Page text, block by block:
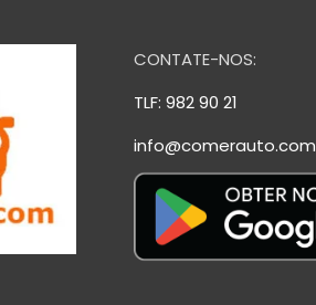
CONTATE-NOS:
TLF: 982 90 21
info@comerauto.com